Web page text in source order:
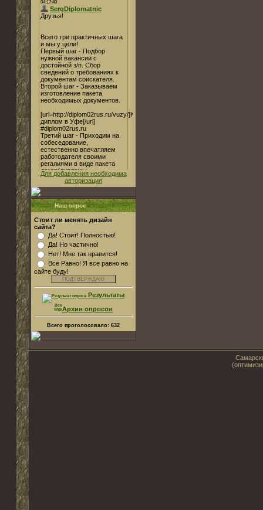
Для добавления необходима
авторизация
Наш опрос
Стоит ли менять дизайн
сайта?
Да! Стоит! Полностью!
Да! Но частично!
Нет! Мне так нравится!
Все Равно! Я все равно на
сайте буду!
Результаты
Архив опросов
Всего проголосовало: 632